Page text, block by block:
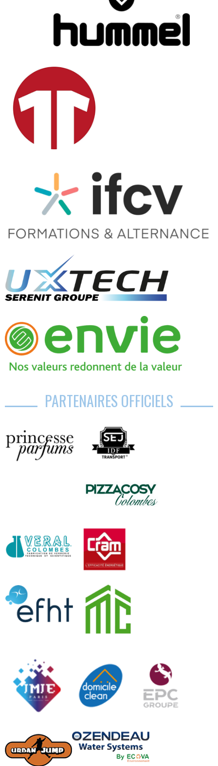
PARTENAIRES OFFICIELS